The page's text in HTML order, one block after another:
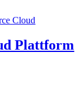
Plattform